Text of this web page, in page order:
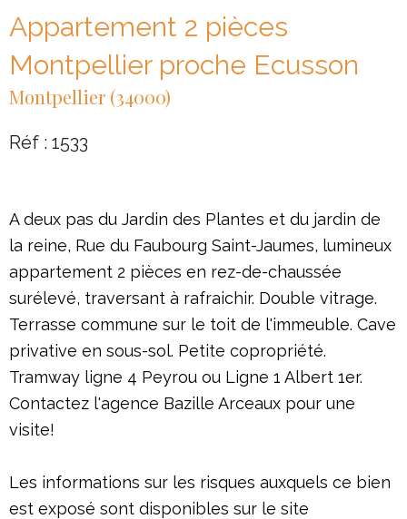
Appartement 2 pièces
Montpellier proche Ecusson
Montpellier (34000)
Réf : 1533
A deux pas du Jardin des Plantes et du jardin de
la reine, Rue du Faubourg Saint-Jaumes, lumineux
appartement 2 pièces en rez-de-chaussée
surélevé, traversant à rafraichir. Double vitrage.
Terrasse commune sur le toit de l'immeuble. Cave
privative en sous-sol. Petite copropriété.
Tramway ligne 4 Peyrou ou Ligne 1 Albert 1er.
Contactez l'agence Bazille Arceaux pour une
visite!
Les informations sur les risques auxquels ce bien
est exposé sont disponibles sur le site